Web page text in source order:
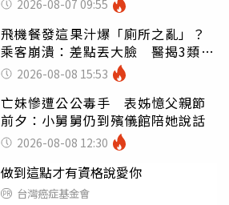
2026-08-07 09:55
飛機餐發這果汁爆「廁所之亂」？
乘客崩潰：差點丟大臉 醫揭3類人
別亂喝
2026-08-08 15:53
亡妹慘遭公公毒手 表姊憶父親節
前夕：小舅舅仍到殯儀館陪她說話
2026-08-08 12:30
做到這點才有資格說愛你
台灣癌症基金會